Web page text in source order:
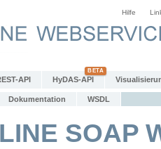
Hilfe
API HyDAS-API
Dokumentation WSDL
SOAP